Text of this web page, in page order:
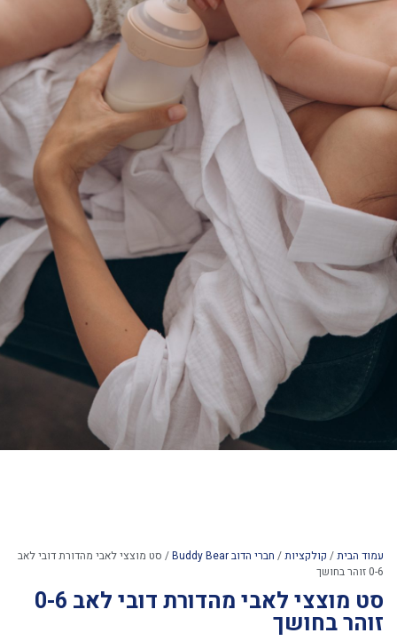
עמוד הבית/ קולקציות/ חברי הדוב Buddy Bear
/ סט מוצצי לאבי מהדורת דובי לאב
0-6 זוהר בחושך
סט מוצצי לאבי מהדורת דובי לאב 0-6
זוהר בחושך